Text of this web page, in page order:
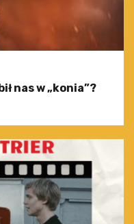
nas w „konia”?